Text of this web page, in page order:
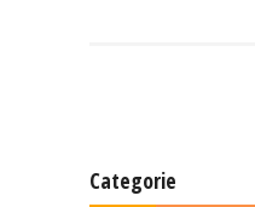
Categorie